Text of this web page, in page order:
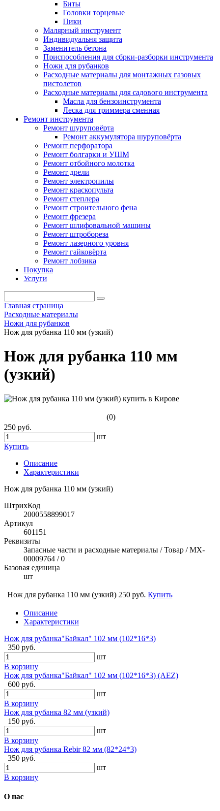
Биты
Головки торцевые
Пики
Малярный инструмент
Индивидуальня защита
Заменитель бетона
Приспособления для сбрки-разборки инструмента
Ножи для рубанков
Расходные материалы для монтажных газовых
пистолетов
Расходные материалы для садового инструмента
Масла для бензоинструмента
Леска для триммера сменная
Ремонт инструмента
Ремонт шуруповёрта
Ремонт аккумулятора шуруповёрта
Ремонт перфоратора
Ремонт болгарки и УШМ
Ремонт отбойного молотка
Ремонт дрели
Ремонт электропилы
Ремонт краскопульта
Ремонт степлера
Ремонт строительного фена
Ремонт фрезера
Ремонт шлифовальной машины
Ремонт штробореза
Ремонт лазерного уровня
Ремонт гайковёрта
Ремонт лобзика
Покупка
Услуги
Главная страница
Расходные материалы
Ножи для рубанков
Нож для рубанка 110 мм (узкий)
Нож для рубанка 110 мм
(узкий)
(0)
250 руб.
шт
Купить
Описание
Характеристики
Нож для рубанка 110 мм (узкий)
ШтрихКод
2000558899017
Артикул
601151
Реквизиты
Запасные части и расходные материалы / Товар / MX-
00009764 / 0
Базовая единица
шт
Нож для рубанка 110 мм (узкий) 250 руб. Купить
Описание
Характеристики
Нож для рубанка"Байкал" 102 мм (102*16*3)
350 руб.
шт
В корзину
Нож для рубанка"Байкал" 102 мм (102*16*3) (AEZ)
600 руб.
шт
В корзину
Нож для рубанка 82 мм (узкий)
150 руб.
шт
В корзину
Нож для рубанка Rebir 82 мм (82*24*3)
350 руб.
шт
В корзину
О нас